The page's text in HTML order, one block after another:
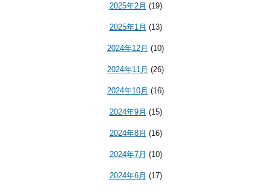
2025年2月 (19)
2025年1月 (13)
2024年12月 (10)
2024年11月 (26)
2024年10月 (16)
2024年9月 (15)
2024年8月 (16)
2024年7月 (10)
2024年6月 (17)